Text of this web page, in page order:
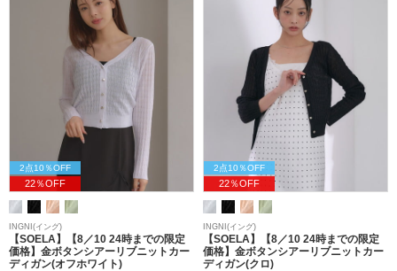
2点10％OFF
22％OFF
INGNI(イング)
【SOELA】【8／10 24時までの限定
価格】金ボタンシアーリブニットカー
ディガン(オフホワイト)
2点10％OFF
22％OFF
INGNI(イング)
【SOELA】【8／10 24時までの限定
価格】金ボタンシアーリブニットカー
ディガン(クロ)